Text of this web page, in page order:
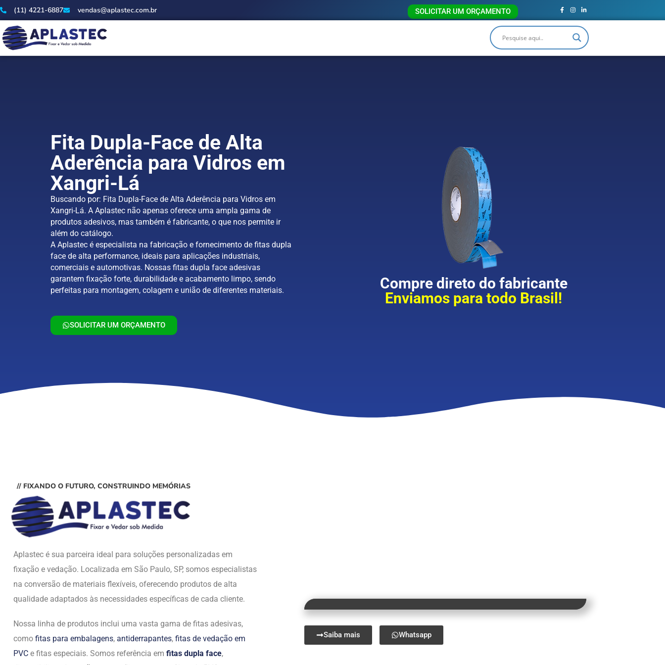
(11) 4221-6887 vendas@aplastec.com.br SOLICITAR UM ORÇAMENTO
Fita Dupla-Face de Alta
Aderência para Vidros em
Xangri-Lá
Buscando por: Fita Dupla-Face de Alta Aderência para Vidros em
Xangri-Lá. A Aplastec não apenas oferece uma ampla gama de
produtos adesivos, mas também é fabricante, o que nos permite ir
além do catálogo.
A Aplastec é especialista na fabricação e fornecimento de fitas dupla
face de alta performance, ideais para aplicações industriais,
comerciais e automotivas. Nossas fitas dupla face adesivas
garantem fixação forte, durabilidade e acabamento limpo, sendo
perfeitas para montagem, colagem e união de diferentes materiais.
SOLICITAR UM ORÇAMENTO
Compre direto do fabricante
Enviamos para todo Brasil!
// FIXANDO O FUTURO, CONSTRUINDO MEMÓRIAS
Aplastec é sua parceira ideal para soluções personalizadas em
fixação e vedação. Localizada em São Paulo, SP, somos especialistas
na conversão de materiais flexíveis, oferecendo produtos de alta
qualidade adaptados às necessidades específicas de cada cliente.
Nossa linha de produtos inclui uma vasta gama de fitas adesivas,
como fitas para embalagens, antiderrapantes, fitas de vedação em
PVC e fitas especiais. Somos referência em fitas dupla face,
Saiba mais Whatsapp